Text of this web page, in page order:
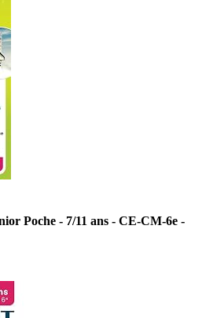
Poche - 7/11 ans - CE-CM-6e -